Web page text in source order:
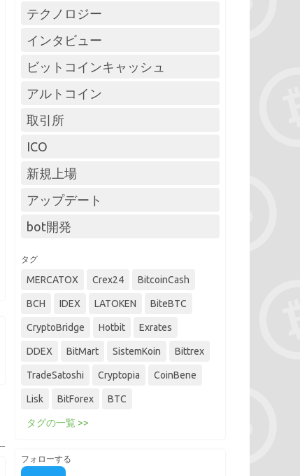
テクノロジー
インタビュー
ビットコインキャッシュ
アルトコイン
取引所
ICO
新規上場
アップデート
bot開発
タグ
MERCATOX Crex24 BitcoinCash
BCH IDEX LATOKEN BiteBTC
CryptoBridge Hotbit Exrates
DDEX BitMart SistemKoin Bittrex
TradeSatoshi Cryptopia CoinBene
Lisk BitForex BTC
タグの一覧 >>
フォローする